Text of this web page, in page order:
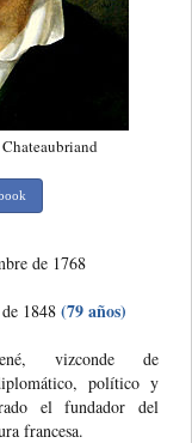
de 1768
1848 (79 años)
vizconde de
político y
el fundador del
francesa.